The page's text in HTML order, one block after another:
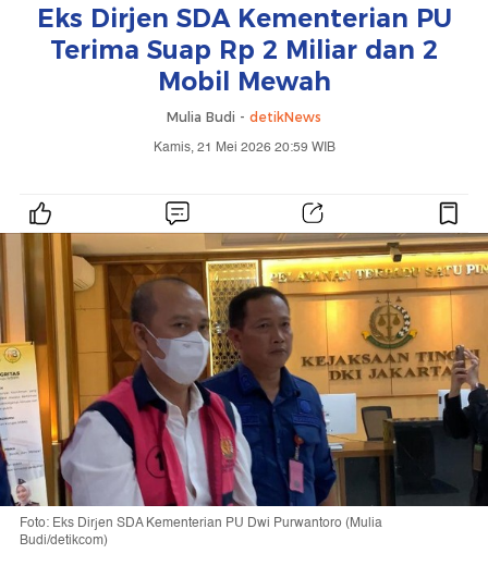
Eks Dirjen SDA Kementerian PU
Terima Suap Rp 2 Miliar dan 2
Mobil Mewah
Mulia Budi - detikNews
Kamis, 21 Mei 2026 20:59 WIB
Foto: Eks Dirjen SDA Kementerian PU Dwi Purwantoro (Mulia
Budi/detikcom)